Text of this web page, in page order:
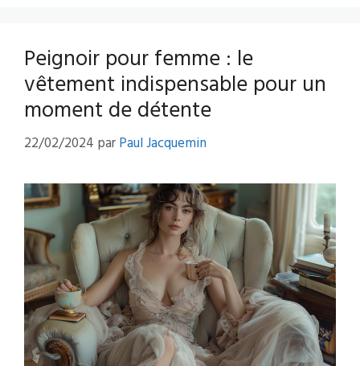
Peignoir pour femme : le
vêtement indispensable pour un
moment de détente
22/02/2024 parPaul Jacquemin